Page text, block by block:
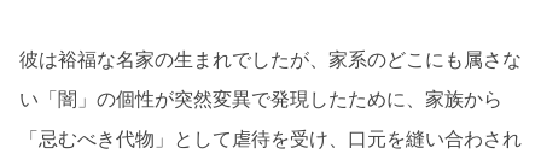
彼は裕福な名家の生まれでしたが、家系のどこにも属さな
い「闇」の個性が突然変異で発現したために、家族から
「忌むべき代物」として虐待を受け、口元を縫い合わされ